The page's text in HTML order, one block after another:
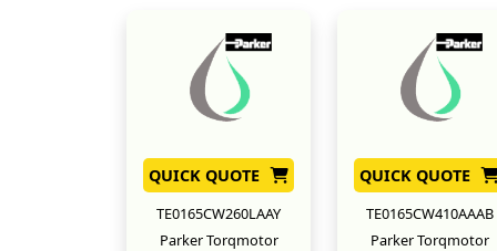
QUICK QUOTE
TE0165CW260LAAY
Parker Torqmotor
QUICK QUOTE
TE0165CW410AAAB
Parker Torqmotor